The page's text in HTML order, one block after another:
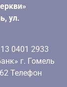
ул.
0401 2933
г. Гомель
Телефон